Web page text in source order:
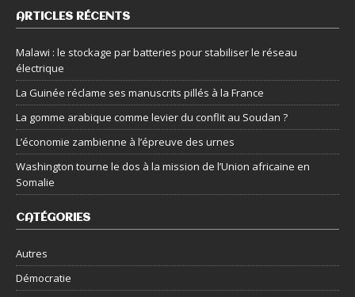
ARTICLES RÉCENTS
Malawi : le stockage par batteries pour stabiliser le réseau
électrique
La Guinée réclame ses manuscrits pillés à la France
La gomme arabique comme levier du conflit au Soudan ?
L’économie zambienne à l’épreuve des urnes
Washington tourne le dos à la mission de l’Union africaine en
Somalie
CATÉGORIES
Autres
Démocratie